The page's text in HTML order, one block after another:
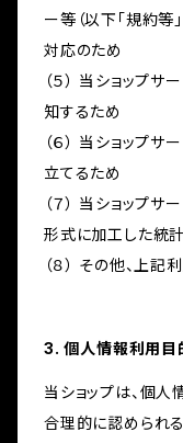
ー等（以下「規約等
対応のため
（５） 当ショップ
知するため
（６） 当ショップ
立てるため
（７） 当ショップ
形式に加工した統
（８） その他、上
3. 個人情報利用目
当ショップは、個
合理的に認められ